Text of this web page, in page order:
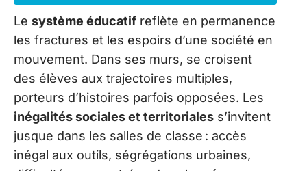
Le système éducatif reflète en permanence
les fractures et les espoirs d’une société en
mouvement. Dans ses murs, se croisent
des élèves aux trajectoires multiples,
porteurs d’histoires parfois opposées. Les
inégalités sociales et territoriales s’invitent
jusque dans les salles de classe : accès
inégal aux outils, ségrégations urbaines,